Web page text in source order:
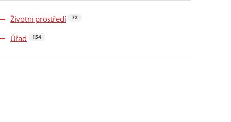
Životní prostředí 72
Úřad 154